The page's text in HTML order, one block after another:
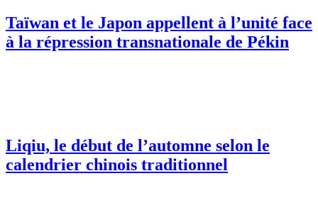
Taïwan et le Japon appellent à l’unité face
à la répression transnationale de Pékin
Liqiu, le début de l’automne selon le
calendrier chinois traditionnel